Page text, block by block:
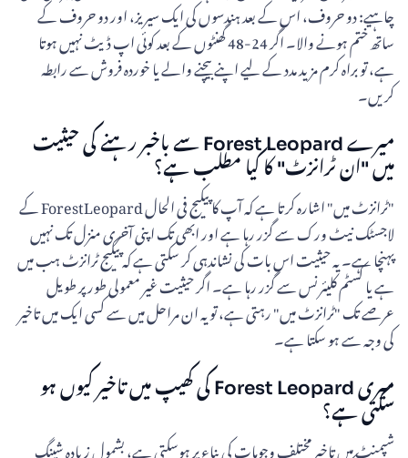
چاہیے: دو حروف، اس کے بعد ہندسوں کی ایک سیریز، اور دو حروف کے
ساتھ ختم ہونے والا۔ اگر 24-48 گھنٹوں کے بعد کوئی اپ ڈیٹ نہیں ہوتا
ہے، تو براہ کرم مزید مدد کے لیے اپنے بیچنے والے یا خوردہ فروش سے رابطہ
کریں۔
میرے Forest Leopard سے باخبر رہنے کی حیثیت
میں "ان ٹرانزٹ" کا کیا مطلب ہے؟
"ٹرانزٹ میں" اشارہ کرتا ہے کہ آپ کا پیکیج فی الحال ForestLeopard کے
لاجسٹک نیٹ ورک سے گزر رہا ہے اور ابھی تک اپنی آخری منزل تک نہیں
پہنچا ہے۔ یہ حیثیت اس بات کی نشاندہی کر سکتی ہے کہ پیکیج ٹرانزٹ ہب میں
ہے یا کسٹم کلیئرنس سے گزر رہا ہے۔ اگر حیثیت غیر معمولی طور پر طویل
عرصے تک "ٹرانزٹ میں" رہتی ہے، تو یہ ان مراحل میں سے کسی ایک میں تاخیر
کی وجہ سے ہو سکتا ہے۔
میری Forest Leopard کی کھیپ میں تاخیر کیوں ہو
سکتی ہے؟
شپمنٹ میں تاخیر مختلف وجوہات کی بناء پر ہوسکتی ہے، بشمول زیادہ شپنگ